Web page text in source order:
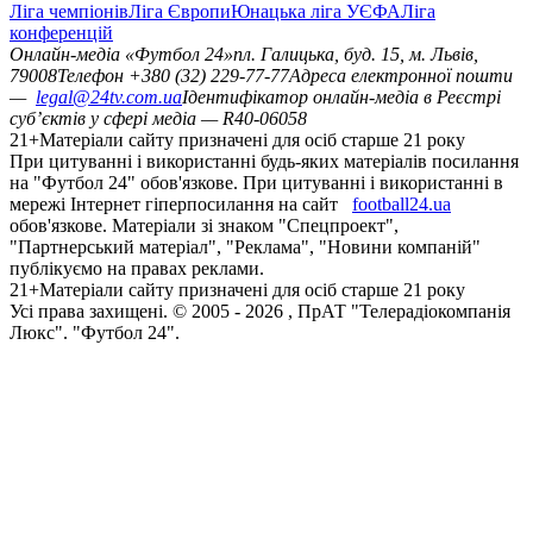
Ліга чемпіонівЛіга ЄвропиЮнацька ліга УЄФАЛіга
конференцій
Онлайн-медіа «Футбол 24»пл. Галицька, буд. 15, м. Львів,
79008Телефон +380 (32) 229-77-77Адреса електронної пошти
— legal@24tv.com.uaІдентифікатор онлайн-медіа в Реєстрі
суб’єктів у сфері медіа — R40-06058
21+Матеріали сайту призначені для осіб старше 21 року
При цитуванні і використанні будь-яких матеріалів посилання
на "Футбол 24" обов'язкове. При цитуванні і використанні в
мережі Інтернет гіперпосилання на сайт
football24.ua
обов'язкове. Матеріали зі знаком "Спецпроект",
"Партнерський матеріал", "Реклама", "Новини компаній"
публікуємо на правах реклами.
21+Матеріали сайту призначені для осіб старше 21 року
Усi права захищенi. © 2005 - 2026 , ПрАТ "Телерадіокомпанія
Люкс". "Футбол 24".